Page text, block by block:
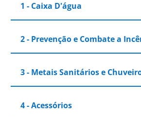
1 - Caixa D'água
2 - Prevenção e Combate a
3 - Metais Sanitários e
4 - Acessórios